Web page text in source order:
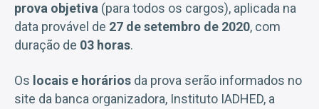
prova objetiva (para todos os cargos), aplicada na
data provável de 27 de setembro de 2020, com
duração de 03 horas.
Os locais e horários da prova serão informados no
site da banca organizadora, Instituto IADHED, a